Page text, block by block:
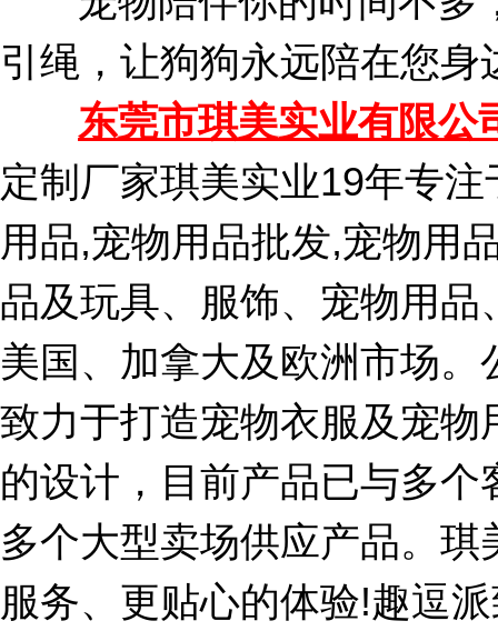
引绳，让狗狗永远陪在您身
东莞市琪美实业有限公
定制厂家琪美实业19年专
用品,宠物用品批发,宠物用
品及玩具、服饰、宠物用
美国、加拿大及欧洲市场
致力于打造宠物衣服及宠
的设计，目前产品已与多
多个大型卖场供应产品。
服务、更贴心的体验!趣逗